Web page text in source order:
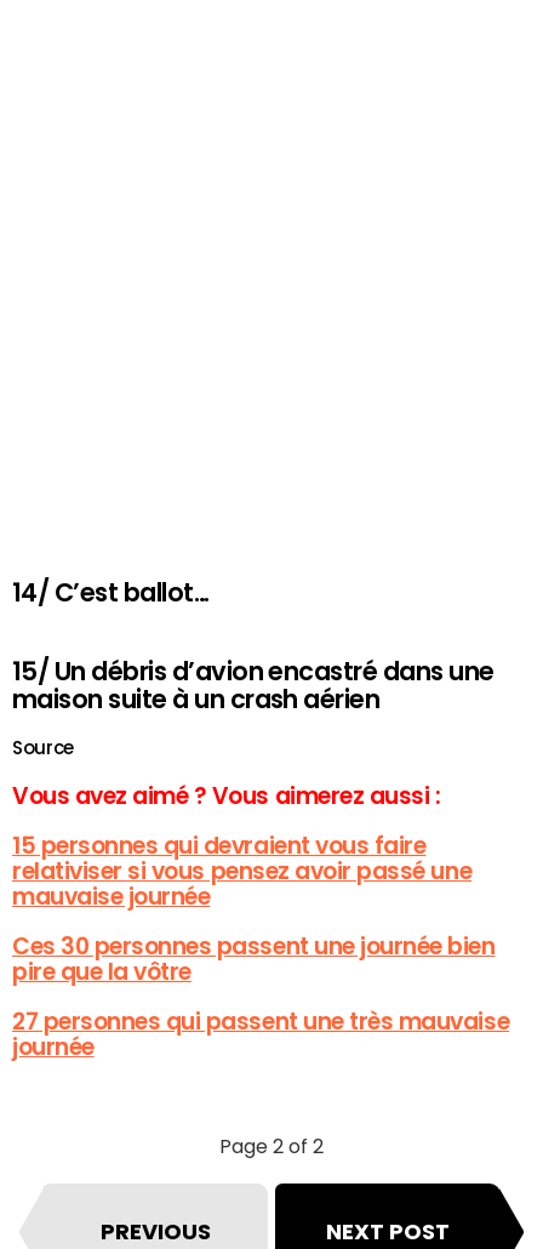
14/ C’est ballot…
15/ Un débris d’avion encastré dans une
maison suite à un crash aérien
Source
Vous avez aimé ? Vous aimerez aussi :
15 personnes qui devraient vous faire
relativiser si vous pensez avoir passé une
mauvaise journée
Ces 30 personnes passent une journée bien
pire que la vôtre
27 personnes qui passent une très mauvaise
journée
Page 2 of 2
PREVIOUS NEXT POST